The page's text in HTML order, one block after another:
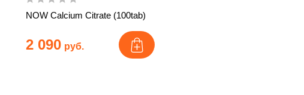
NOW Calcium Citrate (100tab)
2 090 руб.